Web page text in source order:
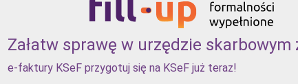
Załatw sprawę w urzędzie skarbowym
e-faktury KSeF przygotuj się na KSeF już teraz!